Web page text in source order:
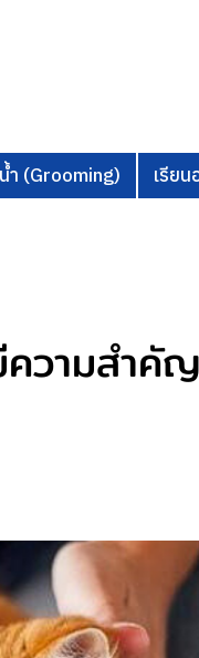
ำ (Grooming) เรีย
ความสำคั